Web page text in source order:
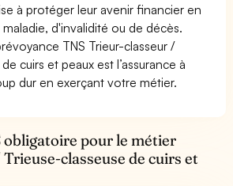
à protéger leur avenir financier en
d'invalidité ou de décès.
TNS Trieur-classeur /
cuirs et peaux est l’assurance à
dur en exerçant votre métier.
obligatoire pour le métier
classeuse de cuirs et